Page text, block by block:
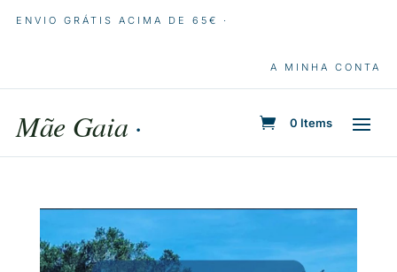
ENVIO GRÁTIS ACIMA DE 65€ ·
A MINHA CONTA
Mãe Gaia · 0 Items